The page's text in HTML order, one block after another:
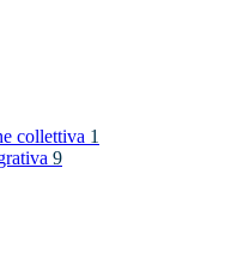
collettiva 1
9